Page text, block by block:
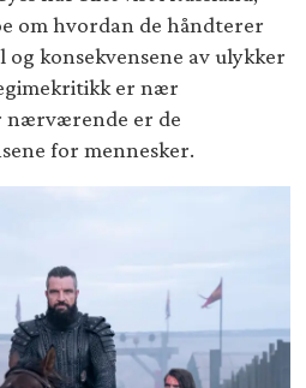
om hvordan de håndterer
konsekvensene av ulykker
er nær
nærværende er de
for mennesker.